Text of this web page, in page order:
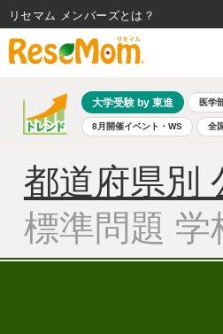
大学受験 by 東進 医学
8月開催イベント・WS 全
都道府県別
標準問題 学
リセマム メンバーズ